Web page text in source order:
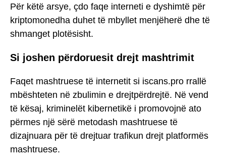
Për këtë arsye, çdo faqe interneti e dyshimtë për
kriptomonedha duhet të mbyllet menjëherë dhe të
shmanget plotësisht.
Si joshen përdoruesit drejt mashtrimit
Faqet mashtruese të internetit si iscans.pro rrallë
mbështeten në zbulimin e drejtpërdrejtë. Në vend
të kësaj, kriminelët kibernetikë i promovojnë ato
përmes një sërë metodash mashtruese të
dizajnuara për të drejtuar trafikun drejt platformës
mashtruese.